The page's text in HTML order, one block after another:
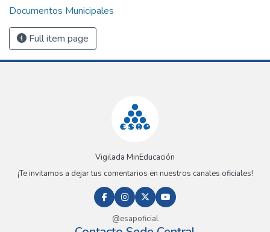
Documentos Municipales
Full item page
Vigilada MinEducación
¡Te invitamos a dejar tus comentarios en nuestros canales oficiales!
@esapoficial